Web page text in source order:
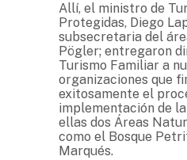
Allí, el ministro de
Protegidas, Diego
subsecretaria del
Pögler; entregaron
Turismo Familiar a
organizaciones que
exitosamente el
implementación de
ellas dos Áreas
como el Bosque
Marqués.